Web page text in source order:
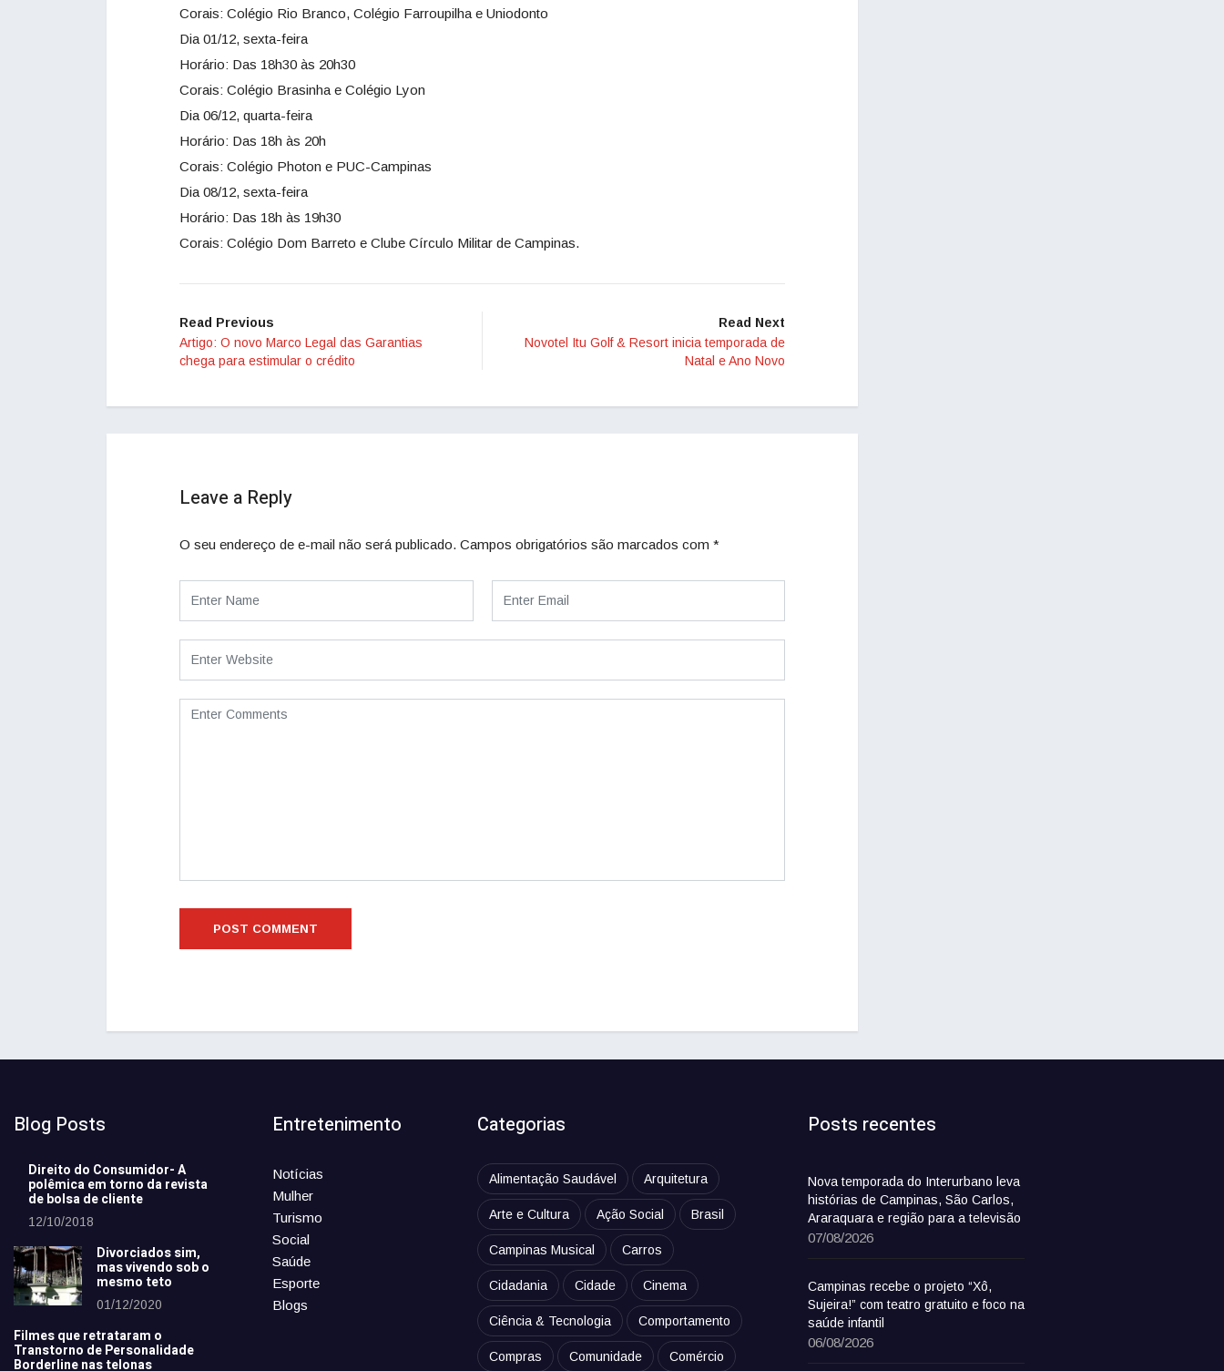
Corais: Colégio Rio Branco, Colégio Farroupilha e Uniodonto
Dia 01/12, sexta-feira
Horário: Das 18h30 às 20h30
Corais: Colégio Brasinha e Colégio Lyon
Dia 06/12, quarta-feira
Horário: Das 18h às 20h
Corais: Colégio Photon e PUC-Campinas
Dia 08/12, sexta-feira
Horário: Das 18h às 19h30
Corais: Colégio Dom Barreto e Clube Círculo Militar de Campinas.
Read Previous
Artigo: O novo Marco Legal das Garantias
chega para estimular o crédito
Read Next
Novotel Itu Golf & Resort inicia temporada de
Natal e Ano Novo
Leave a Reply
O seu endereço de e-mail não será publicado. Campos obrigatórios são marcados com *
Blog Posts
Direito do Consumidor- A
polêmica em torno da revista
de bolsa de cliente
12/10/2018
Divorciados sim,
mas vivendo sob o
mesmo teto
01/12/2020
Filmes que retrataram o
Transtorno de Personalidade
Borderline nas telonas
Entretenimento
Notícias
Mulher
Turismo
Social
Saúde
Esporte
Blogs
Categorias
Alimentação Saudável Arquitetura
Arte e Cultura Ação Social Brasil
Campinas Musical Carros
Cidadania Cidade Cinema
Ciência & Tecnologia Comportamento
Compras Comunidade Comércio
Posts recentes
Nova temporada do Interurbano leva
histórias de Campinas, São Carlos,
Araraquara e região para a televisão
07/08/2026
Campinas recebe o projeto “Xô,
Sujeira!” com teatro gratuito e foco na
saúde infantil
06/08/2026